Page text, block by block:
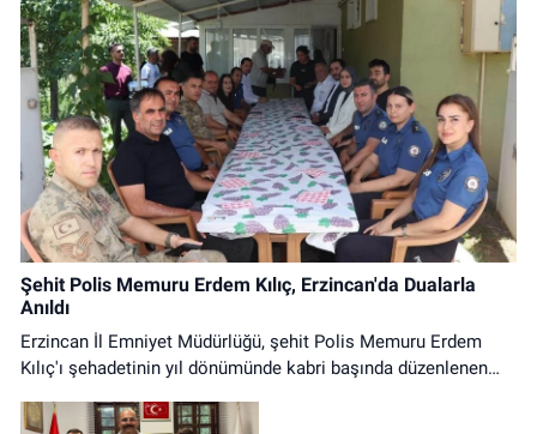
Şehit Polis Memuru Erdem Kılıç, Erzincan'da Dualarla
Anıldı
Erzincan İl Emniyet Müdürlüğü, şehit Polis Memuru Erdem
Kılıç'ı şehadetinin yıl dönümünde kabri başında düzenlenen
personeli katıldı.